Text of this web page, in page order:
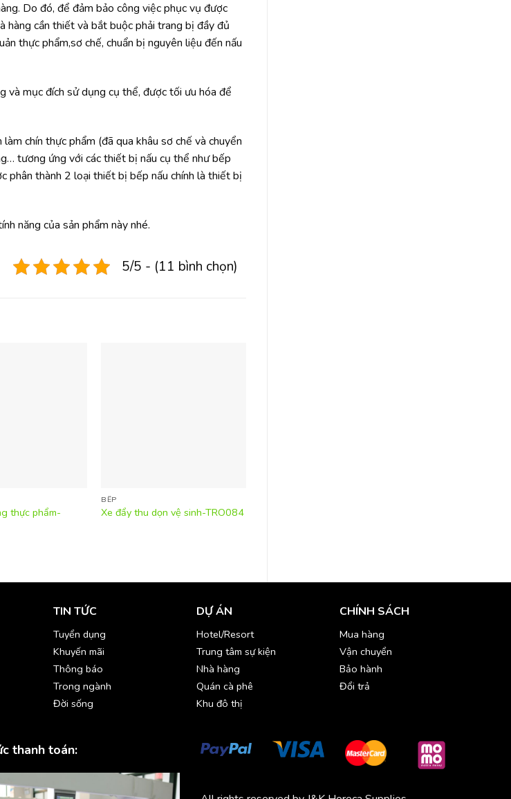
Do đó, để đảm bảo công việc phục vụ được
hàng cần thiết và bắt buộc phải trang bị đầy đủ
thực phẩm,sơ chế, chuẩn bị nguyên liệu đến nấu
và mục đích sử dụng cụ thể, được tối ưu hóa để
chín thực phẩm (đã qua khâu sơ chế và chuyển
tương ứng với các thiết bị nấu cụ thể như bếp
phân thành 2 loại thiết bị bếp nấu chính là thiết bị
năng của sản phẩm này nhé.
5/5 - (11 bình chọn)
thực phẩm-
BẾP
Xe đẩy thu dọn vệ sinh-TRO084
TIN TỨC
Tuyển dụng
Khuyến mãi
Thông báo
Trong ngành
Đời sống
DỰ ÁN
Hotel/Resort
Trung tâm sự kiện
Nhà hàng
Quán cà phê
Khu đô thị
CHÍNH SÁCH
Mua hàng
Vận chuyển
Bảo hành
Đổi trả
thanh toán: